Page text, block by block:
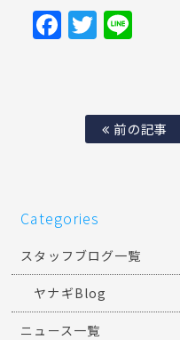
Facebook
Twitter
前の記事
Categories
スタッフブログ一覧
ヤナギBlog
ニュース一覧